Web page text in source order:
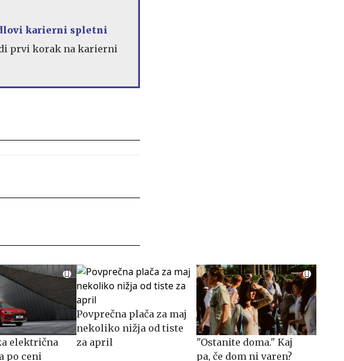
karierni spletni
prvi korak na karierni
električna
po ceni
Povprečna plača za maj
nekoliko nižja od tiste
za april
"Ostanite doma." Kaj
pa, če dom ni varen?